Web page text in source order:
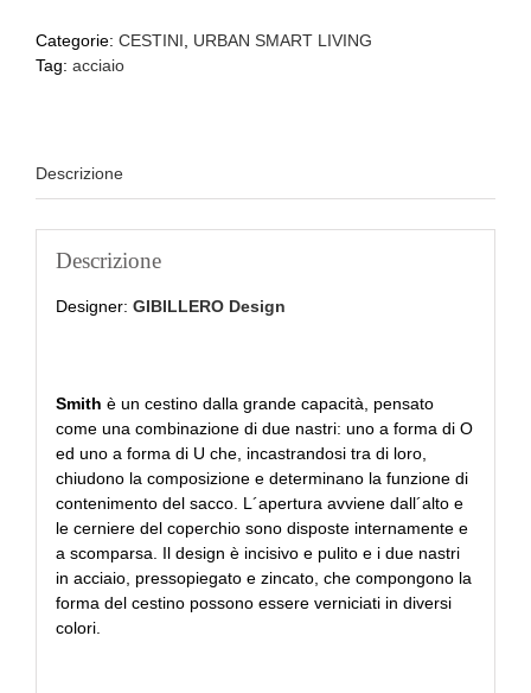
Categorie: CESTINI
URBAN SMART LIVING
Tag: acciaio
Descrizione
Descrizione
Designer: GIBILLERO Design
Smith è un cestino dalla grande capacità, pensato
come una combinazione di due nastri: uno a forma di O
ed uno a forma di U che, incastrandosi tra di loro,
chiudono la composizione e determinano la funzione di
contenimento del sacco. L´apertura avviene dall´alto e
le cerniere del coperchio sono disposte internamente e
a scomparsa. Il design è incisivo e pulito e i due nastri
in acciaio, pressopiegato e zincato, che compongono la
forma del cestino possono essere verniciati in diversi
colori.